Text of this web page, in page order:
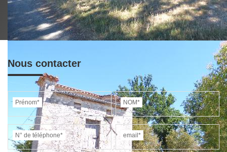
Nous contacter
Prénom* NOM*
N° de téléphone* email*